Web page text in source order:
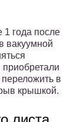
1 года после
вакуумной
в
крышкой.